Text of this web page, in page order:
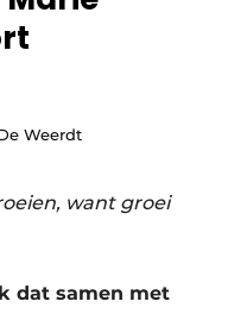
Weerdt
want groei
dat samen met